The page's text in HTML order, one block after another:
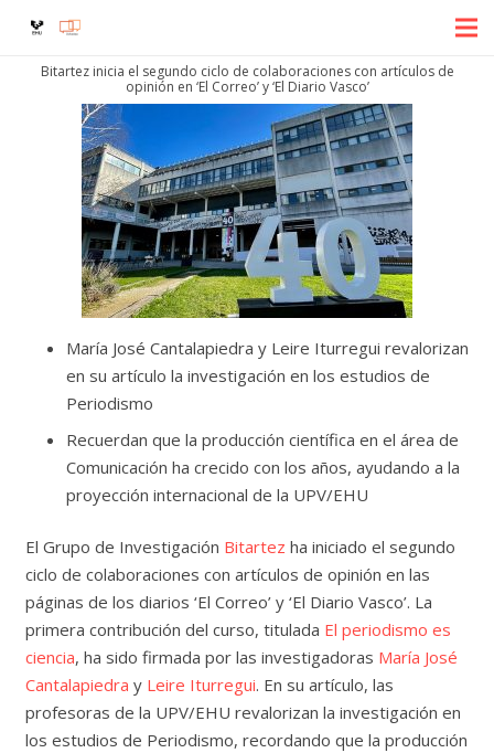
Bitartez inicia el segundo ciclo de colaboraciones con artículos de
opinión en ‘El Correo’ y ‘El Diario Vasco’
María José Cantalapiedra y Leire Iturregui revalorizan
en su artículo la investigación en los estudios de
Periodismo
Recuerdan que la producción científica en el área de
Comunicación ha crecido con los años, ayudando a la
proyección internacional de la UPV/EHU
El Grupo de Investigación Bitartez ha iniciado el segundo
ciclo de colaboraciones con artículos de opinión en las
páginas de los diarios ‘El Correo’ y ‘El Diario Vasco’. La
primera contribución del curso, titulada El periodismo es
ciencia, ha sido firmada por las investigadoras María José
Cantalapiedra y Leire Iturregui. En su artículo, las
profesoras de la UPV/EHU revalorizan la investigación en
los estudios de Periodismo, recordando que la producción